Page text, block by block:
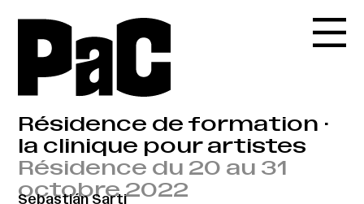
Résidence de formation ·
la clinique pour artistes
Résidence du 20 au 31
octobre 2022
Sebastián Sarti